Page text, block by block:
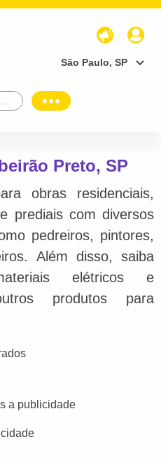
São Paulo, SP
Preto, SP
obras residenciais,
prediais com diversos
pedreiros, pintores,
Além disso, saiba
elétricos e
produtos para
a publicidade